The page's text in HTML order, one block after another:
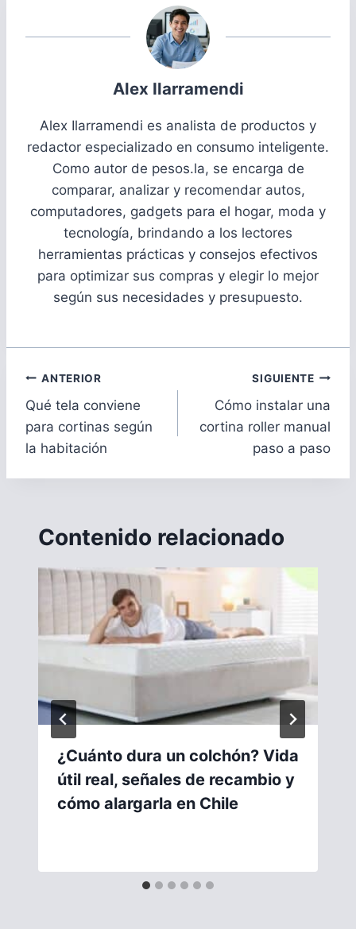
Alex Ilarramendi
Alex Ilarramendi es analista de productos y
redactor especializado en consumo inteligente.
Como autor de pesos.la, se encarga de
comparar, analizar y recomendar autos,
computadores, gadgets para el hogar, moda y
tecnología, brindando a los lectores
herramientas prácticas y consejos efectivos
para optimizar sus compras y elegir lo mejor
según sus necesidades y presupuesto.
Navegación
de
entradas
ANTERIOR
Qué tela conviene
para cortinas según
la habitación
SIGUIENTE
Cómo instalar una
cortina roller manual
paso a paso
Contenido relacionado
¿Cuánto dura un colchón? Vida
útil real, señales de recambio y
cómo alargarla en Chile